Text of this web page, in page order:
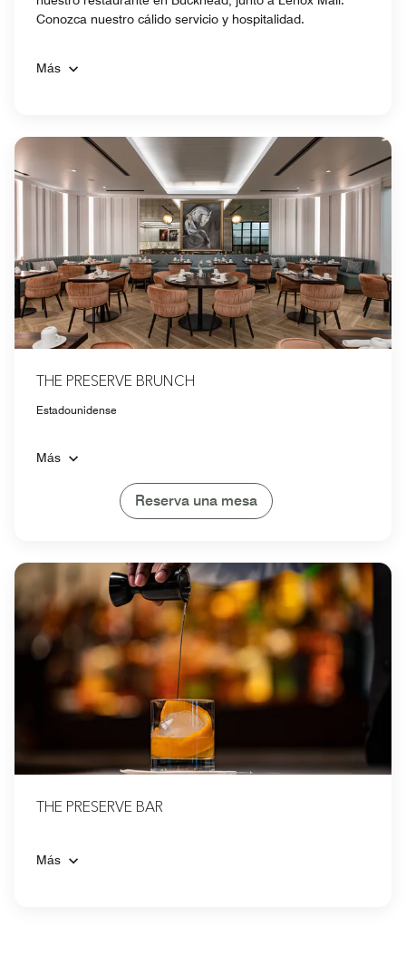
Conozca nuestro cálido servicio y hospitalidad.
Más
THE PRESERVE BRUNCH
Estadounidense
Más
Reserva una mesa
THE PRESERVE BAR
Más